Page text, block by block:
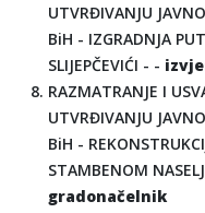
UTVRĐIVANJU
BiH - IZGRADNJA
SLIJEPČEVIĆI - -
RAZMATRANJE I
UTVRĐIVANJU
BiH -
STAMBENOM
gradonačelnik